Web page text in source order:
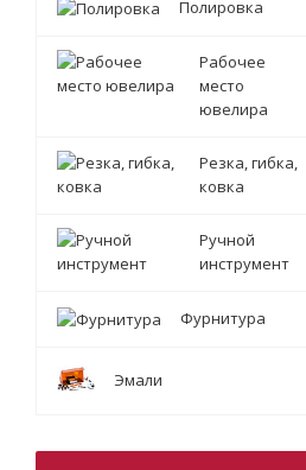
Полировка
Рабочее
место
ювелира
Резка, гибка,
ковка
Ручной
инструмент
Фурнитура
Эмали